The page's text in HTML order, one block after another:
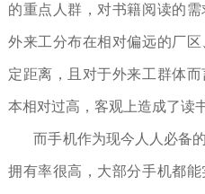
的重点人群，对书籍阅读的
外来工分布在相对偏远的厂
定距离，且对于外来工群体
本相对过高，客观上造成了读
而手机作为现今人人必备的
拥有率很高，大部分手机都